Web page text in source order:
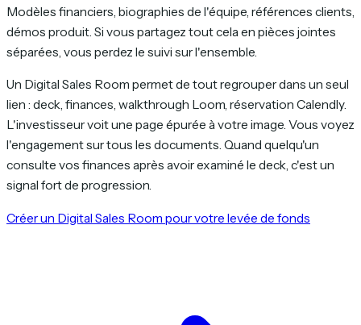
Modèles financiers, biographies de l'équipe, références clients,
démos produit. Si vous partagez tout cela en pièces jointes
séparées, vous perdez le suivi sur l'ensemble.
Un Digital Sales Room permet de tout regrouper dans un seul
lien : deck, finances, walkthrough Loom, réservation Calendly.
L'investisseur voit une page épurée à votre image. Vous voyez
l'engagement sur tous les documents. Quand quelqu'un
consulte vos finances après avoir examiné le deck, c'est un
signal fort de progression.
Créer un Digital Sales Room pour votre levée de fonds